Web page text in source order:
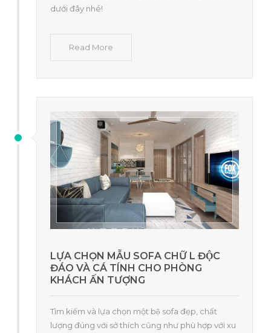
dưới đây nhé!
Read More
LỰA CHỌN MẪU SOFA CHỮ L ĐỘC
ĐÁO VÀ CÁ TÍNH CHO PHÒNG
KHÁCH ẤN TƯỢNG
Tìm kiếm và lựa chọn một bộ sofa đẹp, chất
lượng đúng với sở thích cũng như phù hợp với xu